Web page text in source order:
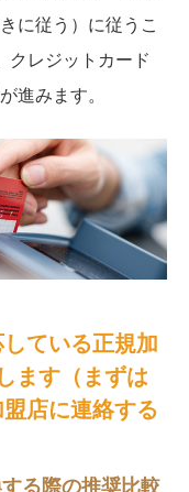
に従う）に従うこ
クレジットカード
進みます。
ている正規加
ます（まずは
店に連絡する
る際の推奨比較